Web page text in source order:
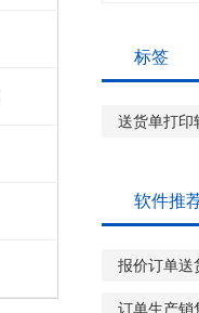
标签
送货单打印
软件推
报价订单送
订单生产销